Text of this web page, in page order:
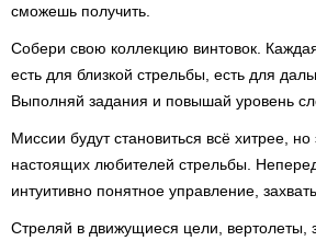
сможешь получить.
Собери свою коллекцию винтовок.
есть для близкой стрельбы, есть для
Выполняй задания и повышай уровень
Миссии будут становиться всё хитрее, но
настоящих любителей стрельбы.
интуитивно понятное управление,
Стреляй в движущиеся цели, вертолеты,